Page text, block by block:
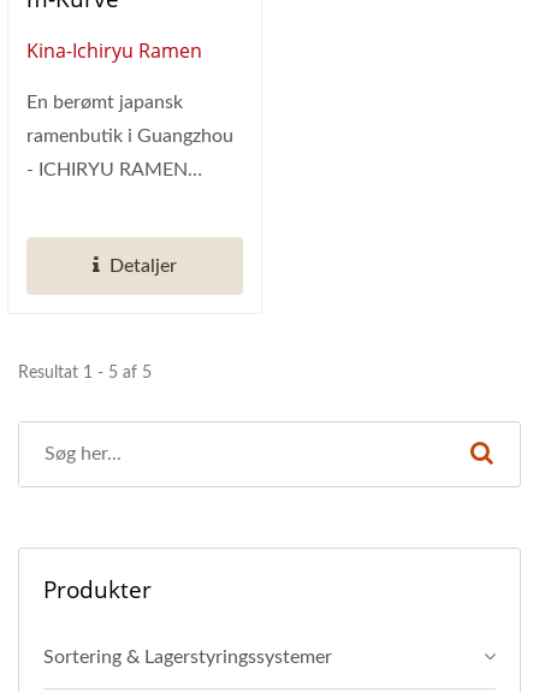
Kina-Ichiryu Ramen
En berømt japansk
ramenbutik i Guangzhou
- ICHIRYU RAMEN
Butikkens indretning...
Detaljer
Resultat 1 - 5 af 5
Produkter
Sortering & Lagerstyringssystemer